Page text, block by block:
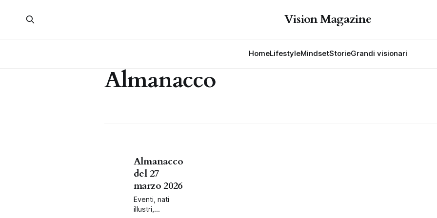
Vision Magazine
HomeLifestyleMindsetStorieGrandi visionari
Almanacco
Almanacco
del 27
marzo 2026
Eventi, nati
illustri,